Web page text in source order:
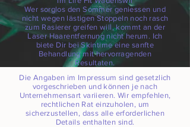
Wer sorglos den Sommer geniessen und
nicht wegen lästigen Stoppeln noch rasch
zum Rasierer greifen will, kommt an der
Laser Haarentfernung nicht herum. Ich
biete Dir bei Skintime eine sanfte
Behandlung mit hervorragenden
Resultaten.
Die Angaben im Impressum sind gesetzlich
vorgeschrieben und können je nach
Unternehmensart variieren. Wir empfehlen,
rechtlichen Rat einzuholen, um
sicherzustellen, dass alle erforderlichen
Details enthalten sind.